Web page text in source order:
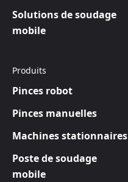
Solutions de soudage
mobile
Produits
Pinces robot
Pinces manuelles
Machines stationnaires
Poste de soudage
mobile